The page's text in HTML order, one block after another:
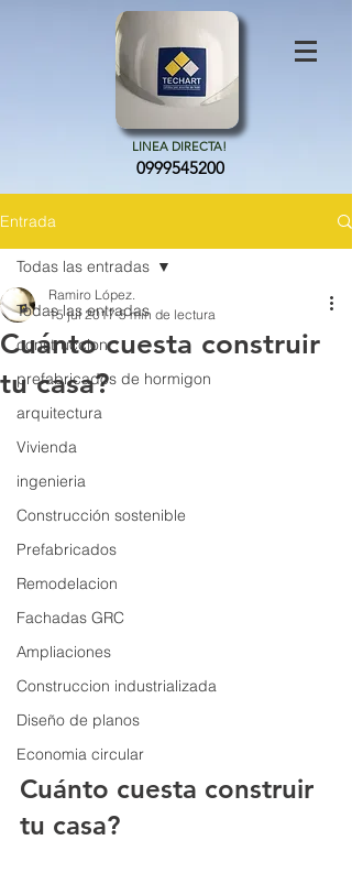
LINEA DIRECTA!
0999545200
Entrada
Todas las entradas
construccion
prefabricados de hormigon
arquitectura
Vivienda
ingenieria
Construcción sostenible
Prefabricados
Remodelacion
Fachadas GRC
Ampliaciones
Construccion industrializada
Diseño de planos
Economia circular
Todas las entradas
Cuánto cuesta construir
tu casa?
Ramiro López.
15 jul 2017 5 min de lectura
Cuánto cuesta construir
tu casa?